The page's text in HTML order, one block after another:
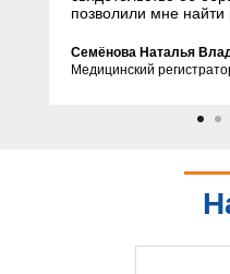
позволили мне
Семёнова Наталья
Медицинский